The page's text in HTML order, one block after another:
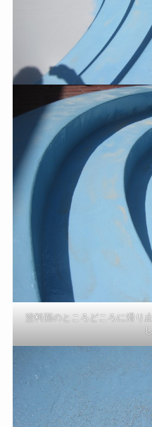
塗料面のところどころに滑り